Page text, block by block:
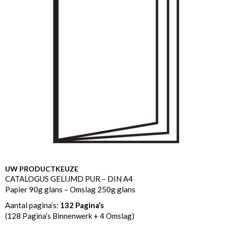
UW PRODUCTKEUZE
CATALOGUS GELIJMD PUR – DIN A4
Papier 90g glans – Omslag 250g glans
Aantal pagina’s: 132 Pagina’s
(128 Pagina’s Binnenwerk + 4 Omslag)